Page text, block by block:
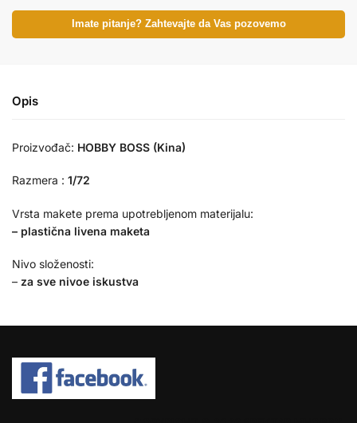
Imate pitanje? Zahtevajte da Vas pozovemo
Opis
Proizvođač: HOBBY BOSS (Kina)
Razmera : 1/72
Vrsta makete prema upotrebljenom materijalu:
– plastična livena maketa
Nivo složenosti:
– za sve nivoe iskustva